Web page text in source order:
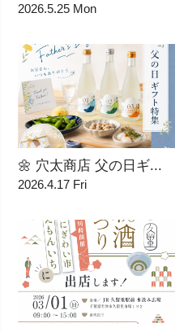
2026.5.25 Mon
🌼 穴太商店 父の日ギ...
2026.4.17 Fri